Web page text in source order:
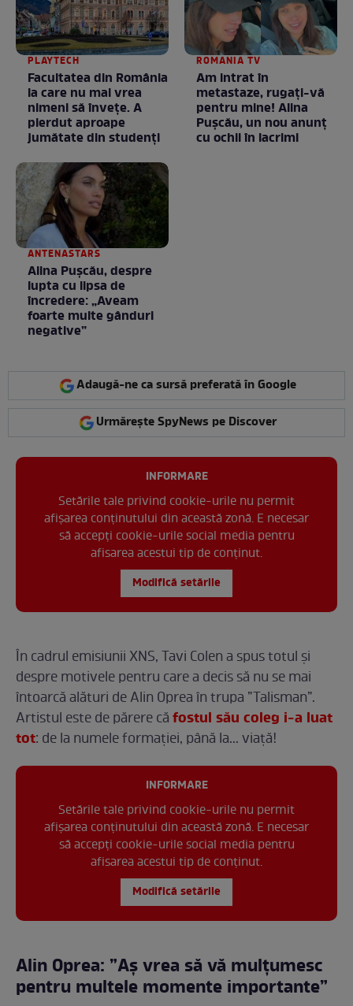
PLAYTECH
Facultatea din România
la care nu mai vrea
nimeni să înveţe. A
pierdut aproape
jumătate din studenţi
ROMANIA TV
Am intrat în
metastaze, rugaţi-vă
pentru mine! Alina
Puşcău, un nou anunţ
cu ochii în lacrimi
ANTENASTARS
Alina Pușcău, despre
lupta cu lipsa de
încredere: „Aveam
foarte multe gânduri
negative”
Adaugă-ne ca sursă preferată în Google
Urmărește SpyNews pe Discover
INFORMARE
Setările tale privind cookie-urile nu permit
afișarea conținutului din această zonă. E necesar
să accepți cookie-urile social media pentru
afisarea acestui tip de conținut.
Modifică setările
În cadrul emisiunii XNS, Tavi Colen a spus totul și
despre motivele pentru care a decis să nu se mai
întoarcă alături de Alin Oprea în trupa ”Talisman”.
Artistul este de părere căfostul său coleg i-a luat
tot: de la numele formației, până la... viață!
INFORMARE
Setările tale privind cookie-urile nu permit
afișarea conținutului din această zonă. E necesar
să accepți cookie-urile social media pentru
afisarea acestui tip de conținut.
Modifică setările
Alin Oprea: ”Aș vrea să vă mulțumesc
pentru multele momente importante”